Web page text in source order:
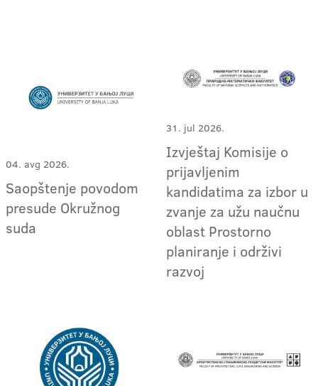
04. avg 2026.
Saopštenje povodom
presude Okružnog
suda
31. jul 2026.
Izvještaj Komisije o
prijavljenim
kandidatima za izbor u
zvanje za užu naučnu
oblast Prostorno
planiranje i održivi
razvoj